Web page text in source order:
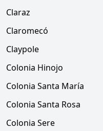
Claraz
Claromecó
Claypole
Colonia Hinojo
Colonia Santa María
Colonia Santa Rosa
Colonia Sere